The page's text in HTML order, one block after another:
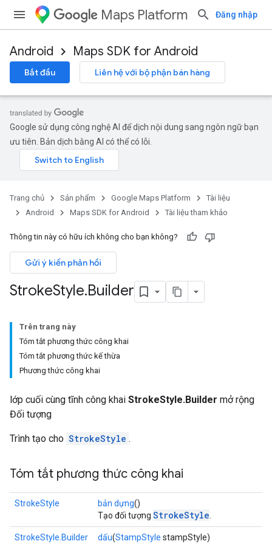
Maps Platform Đăng nhập
Android Maps SDK for Android
Bắt đầu Liên hệ với bộ phận bán hàng
Google sử dụng công nghệ AI để dịch nội dung sang ngôn ngữ bạn
ưu tiên. Bản dịch bằng AI có thể có lỗi.
Trang chủ Sản phẩm Google Maps Platform
Tài liệu
Android
Maps SDK for Android Tài liệu tham khảo
Thông tin này có hữu ích không cho bạn không?
Gửi ý kiến phản hồi
StrokeStyle.Builder
Trên trang này
Tóm tắt phương thức công khai
Tóm tắt phương thức kế thừa
Phương thức công khai
lớp cuối cùng tĩnh công khai StrokeStyle.Builder mở rộng
Đối tượng
Trình tạo cho StrokeStyle .
Tóm tắt phương thức công khai
StrokeStyle bản dựng()
Tạo đối tượng StrokeStyle
StrokeStyle.Builder dấu(StampStyle stampStyle)